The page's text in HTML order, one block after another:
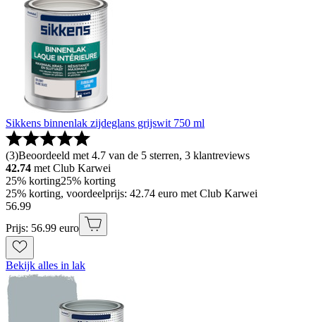
Sikkens binnenlak zijdeglans grijswit 750 ml
(3)Beoordeeld met 4.7 van de 5 sterren, 3 klantreviews
42.74 met Club Karwei
25% korting25% korting
25% korting, voordeelprijs: 42.74 euro met Club Karwei
56.99
Prijs: 56.99 euro
Bekijk alles in lak